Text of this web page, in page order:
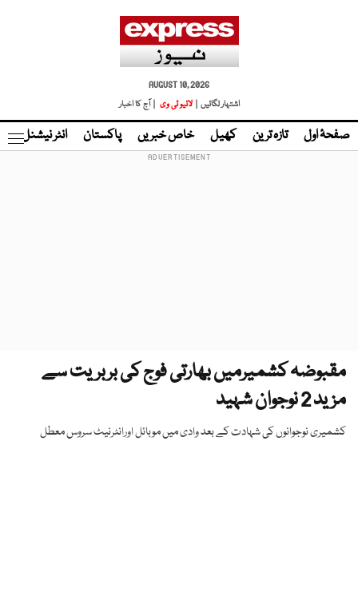
AUGUST 10, 2026
اشتہار لگائیں |
لائیو ٹی وی | آج کا اخبار
صفحۂ اول تازہ ترین کھیل خاص خبریں پاکستان انٹر نیشنل
مقبوضہ کشمیرمیں بھارتی فوج کی بربریت سے
مزید 2 نوجوان شہید
کشمیری نوجوانوں کی شہادت کے بعد وادی میں موبائل اورانٹرنیٹ سروس معطل